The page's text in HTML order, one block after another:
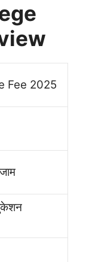
Fee 2025